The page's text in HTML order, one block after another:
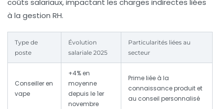
coûts salariaux, impactant les charges indirectes liées
à la gestion RH.
Type de
poste
Évolution
salariale 2025
Particularités liées au
secteur
Conseiller en
vape
+4% en
moyenne
depuis le 1er
novembre
Prime liée à la
connaissance produit et
au conseil personnalisé